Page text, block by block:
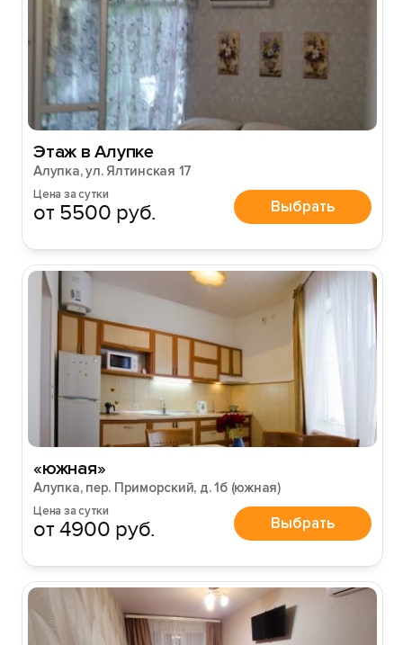
Этаж в Алупке
Алупка, ул. Ялтинская 17
Цена за сутки
от 5500 руб. Выбрать
«южная»
Алупка, пер. Приморский, д. 1б (южная)
Цена за сутки
от 4900 руб. Выбрать